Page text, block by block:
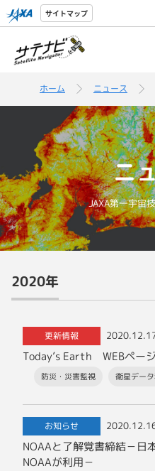
サイトマップ
ホーム ニュース
ニ
JAXA第一宇宙
2020年
更新情報
Today’s Earth WEBペー
防災・災害監視 衛星デー
お知らせ
NOAAと了解覚書締結－日
NOAAが利用－